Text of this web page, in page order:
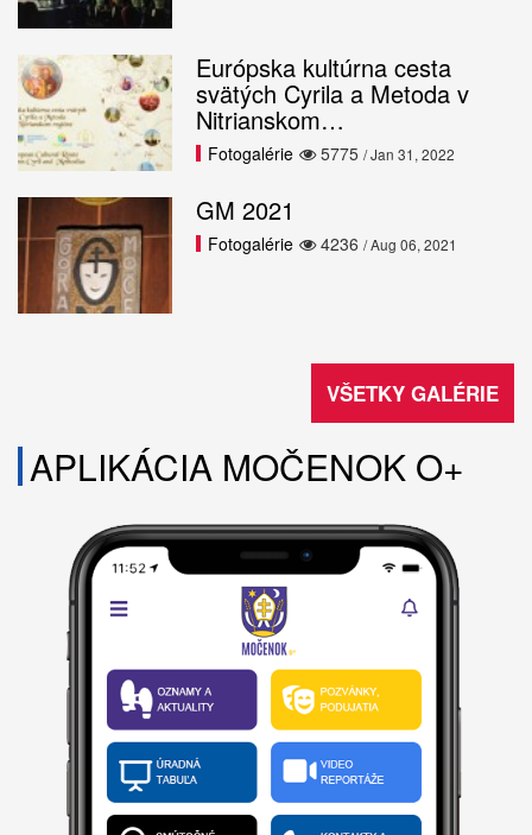
Európska kultúrna cesta
svätých Cyrila a Metoda v
Nitrianskom…
5775
Fotogalérie / Jan 31, 2022
GM 2021
4236
Fotogalérie / Aug 06, 2021
VŠETKY GALÉRIE
APLIKÁCIA MOČENOK O+